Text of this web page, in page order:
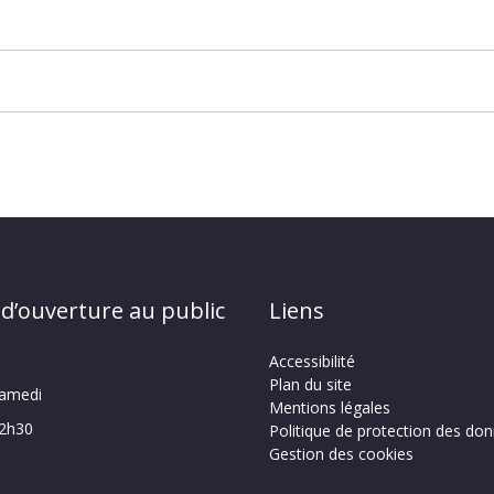
au public
Liens
Accessibilité
Plan du site
Mentions légales
Politique de protection des
Gestion des cookies